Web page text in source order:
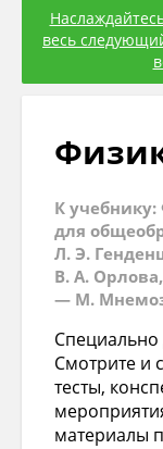
весь
К учебнику:
для
Л. Э.
В. А.
— М.
Специально
Смотрите и
тесты,
материалы